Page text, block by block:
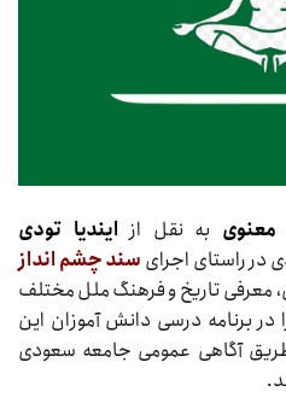
به نقل از ایندیا تودی
در راستای اجرای سند چشم انداز
معرفی تاریخ و فرهنگ ملل مختلف
برنامه درسی دانش آموزان این
آگاهی عمومی جامعه سعودی